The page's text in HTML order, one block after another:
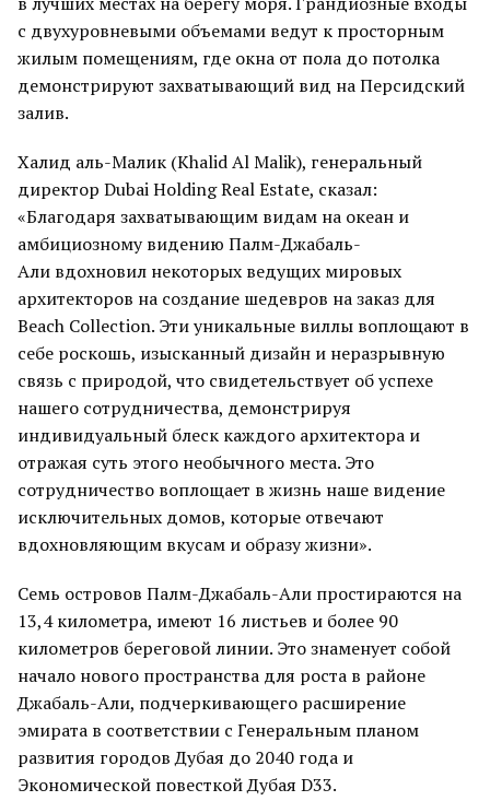
с двухуровневыми объемами ведут к просторным
жилым помещениям, где окна от пола до потолка
демонстрируют захватывающий вид на Персидский
залив.
Халид аль-Малик (Khalid Al Malik), генеральный
директор Dubai Holding Real Estate, сказал:
«Благодаря захватывающим видам на океан и
амбициозному видению Палм-Джабаль-
Али вдохновил некоторых ведущих мировых
архитекторов на создание шедевров на заказ для
Beach Collection. Эти уникальные виллы воплощают в
себе роскошь, изысканный дизайн и неразрывную
связь с природой, что свидетельствует об успехе
нашего сотрудничества, демонстрируя
индивидуальный блеск каждого архитектора и
отражая суть этого необычного места. Это
сотрудничество воплощает в жизнь наше видение
исключительных домов, которые отвечают
вдохновляющим вкусам и образу жизни».
Семь островов Палм-Джабаль-Али простираются на
13,4 километра, имеют 16 листьев и более 90
километров береговой линии. Это знаменует собой
начало нового пространства для роста в районе
Джабаль-Али, подчеркивающего расширение
эмирата в соответствии с Генеральным планом
развития городов Дубая до 2040 года и
Экономической повесткой Дубая D33.